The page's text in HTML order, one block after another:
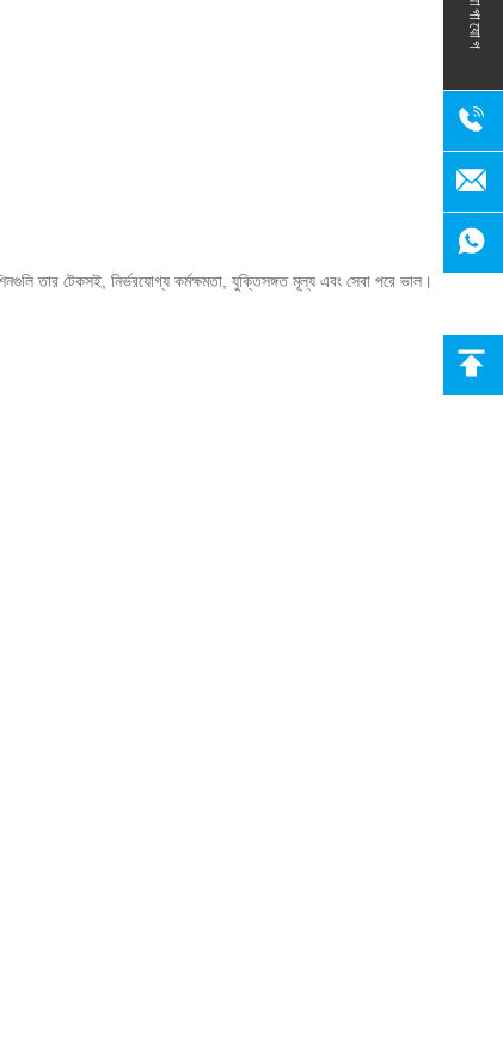
যোগাযোগ
তার টেকসই, নির্ভরযোগ্য কর্মক্ষমতা, যুক্তিসঙ্গত মূল্য এবং সেবা পরে ভাল।